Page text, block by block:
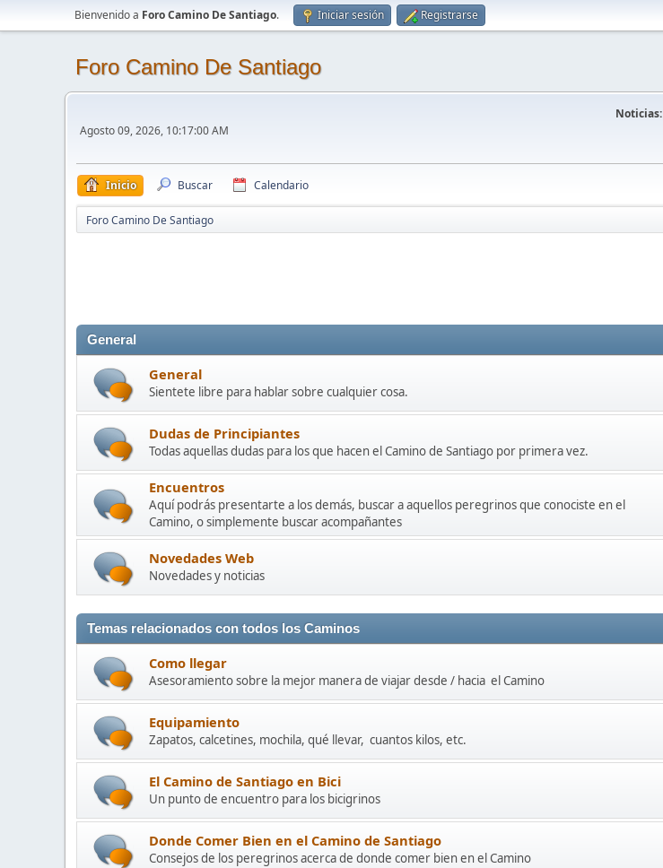
Bienvenido a Foro Camino De Santiago. Iniciar sesión Registrarse
Foro Camino De Santiago
Agosto 09, 2026, 10:17:00 AM
Noticias:
Inicio Buscar Calendario
Foro Camino De Santiago
General
General
Sientete libre para hablar sobre cualquier cosa.
Dudas de Principiantes
Todas aquellas dudas para los que hacen el Camino de Santiago por primera vez.
Encuentros
Aquí podrás presentarte a los demás, buscar a aquellos peregrinos que conociste en el
Camino, o simplemente buscar acompañantes
Novedades Web
Novedades y noticias
Temas relacionados con todos los Caminos
Como llegar
Asesoramiento sobre la mejor manera de viajar desde / hacia el Camino
Equipamiento
Zapatos, calcetines, mochila, qué llevar, cuantos kilos, etc.
El Camino de Santiago en Bici
Un punto de encuentro para los bicigrinos
Donde Comer Bien en el Camino de Santiago
Consejos de los peregrinos acerca de donde comer bien en el Camino